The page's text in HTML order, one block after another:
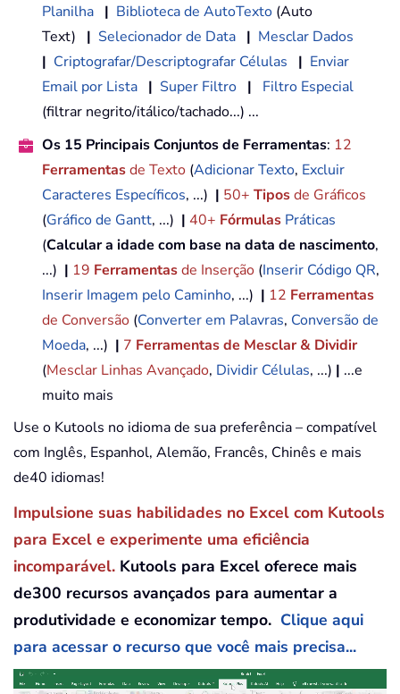
Planilha | Biblioteca de AutoTexto (Auto
Text) | Selecionador de Data | Mesclar Dados
| Criptografar/Descriptografar Células | Enviar
Email por Lista | Super Filtro |
Filtro Especial
(filtrar negrito/itálico/tachado...) ...
Os 15 Principais Conjuntos de Ferramentas: 12
Ferramentasde Texto (Adicionar Texto, Excluir
Caracteres Específicos, ...) | 50+ Tiposde Gráficos
(Gráfico de Gantt, ...) | 40+ Fórmulas Práticas
(Calcular a idade com base na data de nascimento,
...) | 19 Ferramentasde Inserção (Inserir Código QR,
Inserir Imagem pelo Caminho, ...) | 12 Ferramentas
de Conversão (Converter em Palavras, Conversão de
Moeda, ...) | 7 Ferramentas de Mesclar & Dividir
(Mesclar Linhas Avançado, Dividir Células, ...) | ...e
muito mais
Use o Kutools no idioma de sua preferência – compatível
com Inglês, Espanhol, Alemão, Francês, Chinês e mais
de40 idiomas!
Impulsione suas habilidades no Excel com Kutools
para Excel e experimente uma eficiência
incomparável. Kutools para Excel oferece mais
de300 recursos avançados para aumentar a
produtividade e economizar tempo. Clique aqui
para acessar o recurso que você mais precisa...